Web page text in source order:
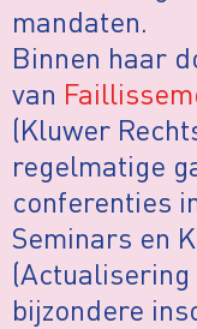
mandaten.
Binnen haar
van
(Kluwer
regelmatige
conferenties
Seminars en
bijzondere